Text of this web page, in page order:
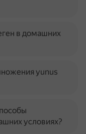
в домашних
yunus
условиях?